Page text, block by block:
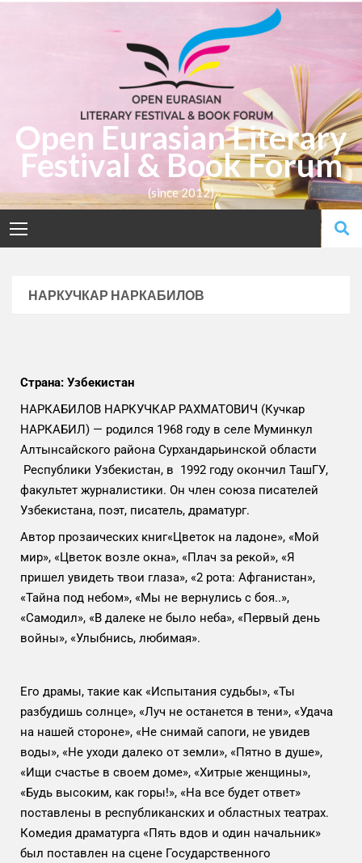
Open Eurasian Literary
Festival & Book Forum
(since 2012)
НАРКУЧКАР НАРКАБИЛОВ
Страна: Узбекистан
НАРКАБИЛОВ НАРКУЧКАР РАХМАТОВИЧ (Кучкар
НАРКАБИЛ) — родился 1968 году в селе Муминкул
Алтынсайского района Сурхандарьинской области
Республики Узбекистан, в 1992 году окончил ТашГУ,
факультет журналистики. Он член союза писателей
Узбекистана, поэт, писатель, драматург.
Автор прозаических книг«Цветок на ладоне», «Мой
мир», «Цветок возле окна», «Плач за рекой», «Я
пришел увидеть твои глаза», «2 рота: Афганистан»,
«Тайна под небом», «Мы не вернулись с боя..»,
«Самодил», «В далеке не было неба», «Первый день
войны», «Улыбнись, любимая».
Его драмы, такие как «Испытания судьбы», «Ты
разбудишь солнце», «Луч не останется в тени», «Удача
на нашей стороне», «Не снимай сапоги, не увидев
воды», «Не уходи далеко от земли», «Пятно в душе»,
«Ищи счастье в своем доме», «Хитрые женщины»,
«Будь высоким, как горы!», «На все будет ответ»
поставлены в республиканских и областных театрах.
Комедия драматурга «Пять вдов и один начальник»
был поставлен на сцене Государственного